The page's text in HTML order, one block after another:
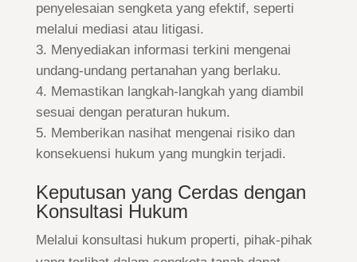
penyelesaian sengketa yang efektif, seperti
melalui mediasi atau litigasi.
Menyediakan informasi terkini mengenai
undang-undang pertanahan yang berlaku.
Memastikan langkah-langkah yang diambil
sesuai dengan peraturan hukum.
Memberikan nasihat mengenai risiko dan
konsekuensi hukum yang mungkin terjadi.
Keputusan yang Cerdas dengan
Konsultasi Hukum
Melalui konsultasi hukum properti, pihak-pihak